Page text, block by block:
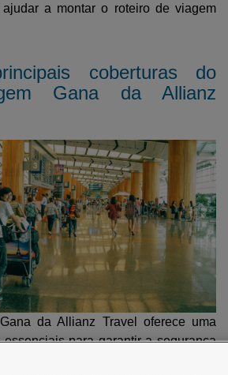
a montar o roteiro de viagem
coberturas do
Gana da Allianz
da Allianz Travel oferece uma
para garantir a segurança